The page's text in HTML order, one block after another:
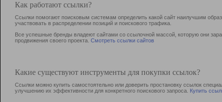
Как работают ссылки?
Ссылки помогают поисковым системам определить какой сайт наилучшим
участвовать в раcпределении позиций и поискового трафика.
Все успешные бренды владеют сайтами со ссылочной массой, которую они
продвижения своего проекта. Смотреть ссылки сайтов
Какие существуют инструменты для покупки ссылок?
Ссылки можно купить самостоятельно или доверить простановку ссылок
улучшению их эффективности для конкретного поискового запроса. Купить